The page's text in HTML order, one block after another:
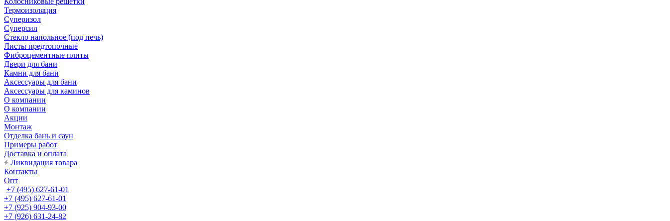
Термоизоляция
Суперизол
Суперсил
Стекло напольное (под печь)
Листы предтопочные
Фиброцементные плиты
Двери для бани
Камни для бани
Аксессуары для бани
Аксессуары для каминов
О компании
О компании
Акции
Монтаж
Отделка бань и саун
Примеры работ
Доставка и оплата
Ликвидация товара
Контакты
Опт
+7 (495) 627-61-01
+7 (495) 627-61-01
+7 (925) 904-93-00
+7 (926) 631-24-82